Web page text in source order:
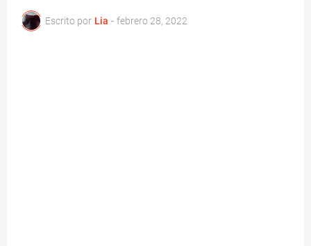
Escrito por Lia - febrero 28, 2022